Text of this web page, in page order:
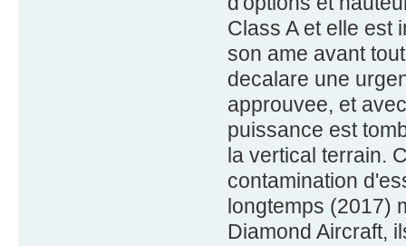
Class A et elle est
son ame avant
decalare une
approuvee, et
puissance est
la vertical terrain.
contamination
longtemps (2017)
Diamond Aircraft,